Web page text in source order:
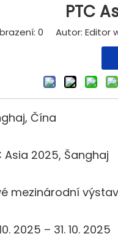
PTC
0 Autor: Editor
Čína
Asia 2025, Šanghaj
mezinárodní
2025 – 31. 10. 2025